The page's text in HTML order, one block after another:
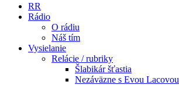
RR
Rádio
O rádiu
Náš tím
Vysielanie
Relácie / rubriky
Šlabikár šťastia
Nezáväzne s Evou Lacovou